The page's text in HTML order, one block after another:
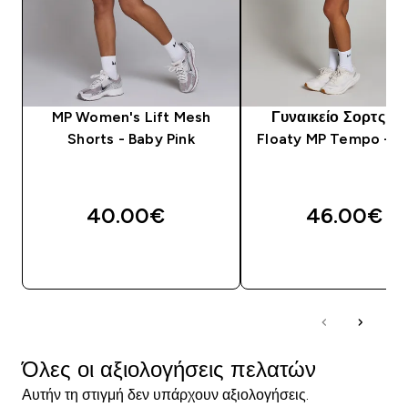
MP Women's Lift Mesh
Shorts - Baby Pink
40.00€‎
Γυναικείο Σορτς 2
Floaty MP Tempo -
46.00€‎
Όλες οι αξιολογήσεις πελατών
Αυτήν τη στιγμή δεν υπάρχουν αξιολογήσεις.